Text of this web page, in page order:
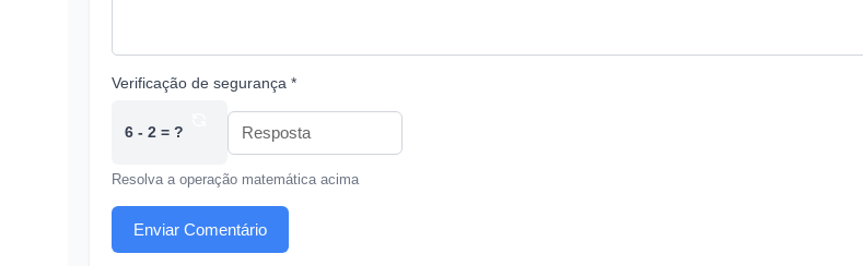
Verificação de segurança *
6 - 2 = ?
Resolva a operação matemática acima
Enviar Comentário